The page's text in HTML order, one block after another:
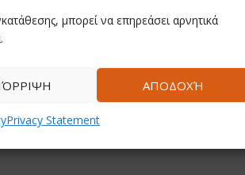
μπορεί να επηρεάσει αρνητικά
ΑΠΟΔΟΧΉ
Privacy Statement
μετά τις νίκες του
Ολυμπιακού και του
Παναθηναϊκού στην 7η
αγωνιστική
November 17, 2025